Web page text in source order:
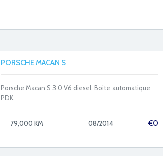
PORSCHE MACAN S
Porsche Macan S 3.0 V6 diesel. Boite automatique
PDK.
€0
79,000 KM 08/2014